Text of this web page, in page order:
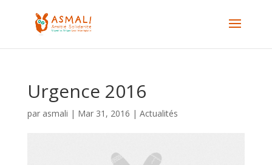
Urgence 2016
par asmali | Mar 31, 2016 | Actualités